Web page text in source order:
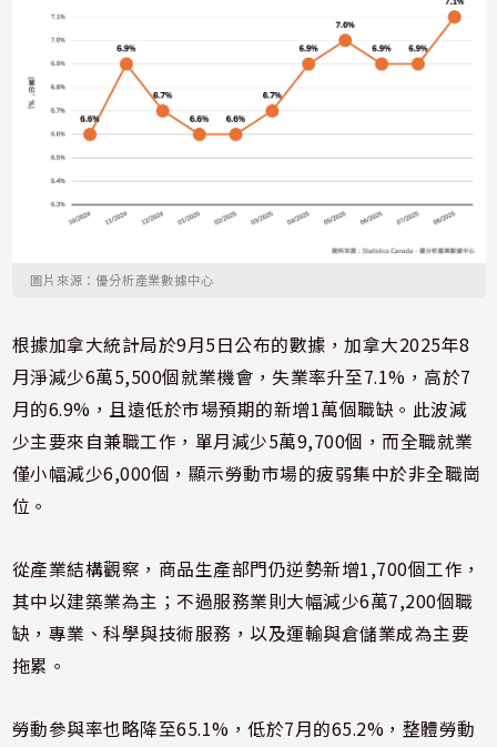
圖片來源：優分析產業數據中心
根據加拿大統計局於9月5日公布的數據，加拿大2025年8
月淨減少6萬5,500個就業機會，失業率升至7.1%，高於7
月的6.9%，且遠低於市場預期的新增1萬個職缺。此波減
少主要來自兼職工作，單月減少5萬9,700個，而全職就業
僅小幅減少6,000個，顯示勞動市場的疲弱集中於非全職崗
位。
從產業結構觀察，商品生產部門仍逆勢新增1,700個工作，
其中以建築業為主；不過服務業則大幅減少6萬7,200個職
缺，專業、科學與技術服務，以及運輸與倉儲業成為主要
拖累。
勞動參與率也略降至65.1%，低於7月的65.2%，整體勞動